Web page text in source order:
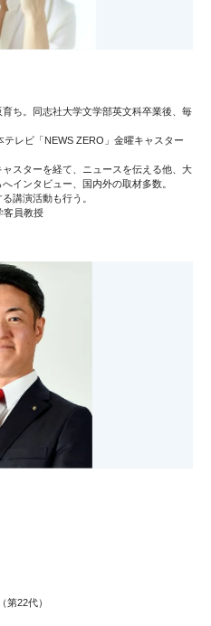
ち。同志社大学文学部英文科卒業後、毎
レビ「NEWS ZERO」金曜キャスター
スターを経て、ニュースを伝える他、大
インタビュー、国内外の取材多数。
講演活動も行う。
客員教授
22代）